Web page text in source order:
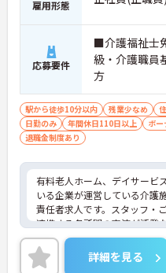
雇用形態
応募要件
■介護福祉士
級・介護職員
方
駅から徒歩10分以内 残業少なめ
日勤のみ
年間休日110日以上 ボー
退職金制度あり
有料老人ホーム、デイサービ
いる企業が運営している介護
責任者求人です。スタッフ・
連携する各所間の交流が活発
やすく業務効率が高い環境で
詳細やポイントをお伝え致し
い合わせ下さいませ。
詳細を見る